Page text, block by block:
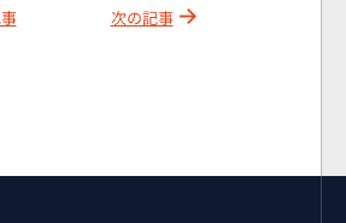
次の記事